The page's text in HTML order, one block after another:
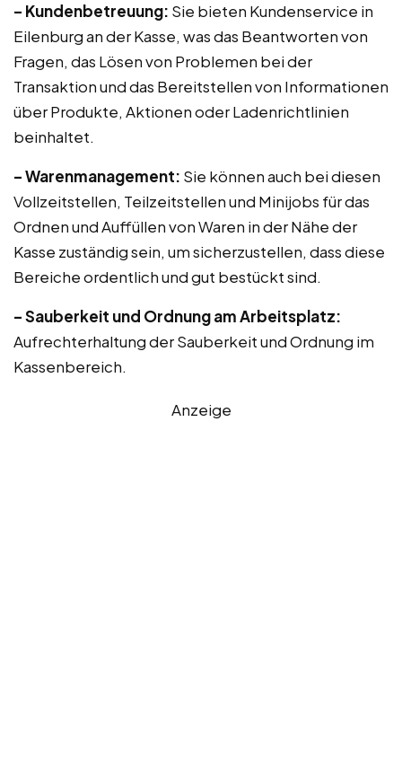
– Kundenbetreuung: Sie bieten Kundenservice in
Eilenburg an der Kasse, was das Beantworten von
Fragen, das Lösen von Problemen bei der
Transaktion und das Bereitstellen von Informationen
über Produkte, Aktionen oder Ladenrichtlinien
beinhaltet.
– Warenmanagement: Sie können auch bei diesen
Vollzeitstellen, Teilzeitstellen und Minijobs für das
Ordnen und Auffüllen von Waren in der Nähe der
Kasse zuständig sein, um sicherzustellen, dass diese
Bereiche ordentlich und gut bestückt sind.
– Sauberkeit und Ordnung am Arbeitsplatz:
Aufrechterhaltung der Sauberkeit und Ordnung im
Kassenbereich.
Anzeige